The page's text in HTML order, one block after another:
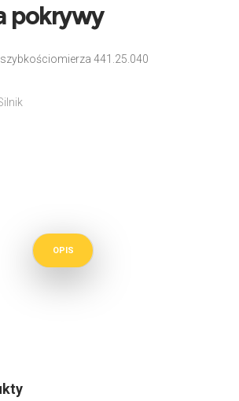
pokrywy
441.25.040
OPIS